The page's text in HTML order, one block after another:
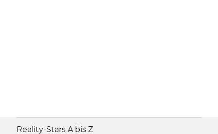
Reality-Stars A bis Z